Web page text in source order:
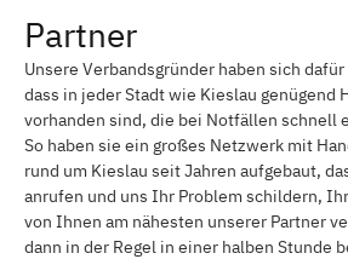
Partner
Unsere Verbandsgründer haben sich
dass in jeder Stadt wie Kieslau genügend
vorhanden sind, die bei Notfällen schnell
So haben sie ein großes Netzwerk mit
rund um Kieslau seit Jahren aufgebaut,
anrufen und uns Ihr Problem schildern,
von Ihnen am nähesten unserer Partner
dann in der Regel in einer halben Stunde